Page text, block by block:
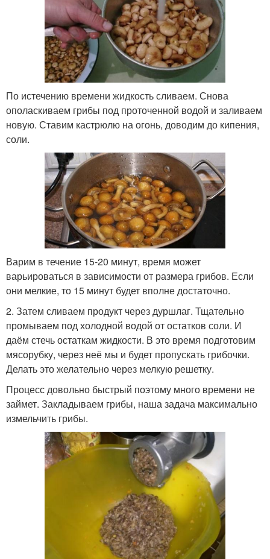
По истечению времени жидкость сливаем. Снова
ополаскиваем грибы под проточенной водой и заливаем
новую. Ставим кастрюлю на огонь, доводим до кипения,
соли.
Варим в течение 15-20 минут, время может
варьироваться в зависимости от размера грибов. Если
они мелкие, то 15 минут будет вполне достаточно.
2. Затем сливаем продукт через дуршлаг. Тщательно
промываем под холодной водой от остатков соли. И
даём стечь остаткам жидкости. В это время подготовим
мясорубку, через неё мы и будет пропускать грибочки.
Делать это желательно через мелкую решетку.
Процесс довольно быстрый поэтому много времени не
займет. Закладываем грибы, наша задача максимально
измельчить грибы.